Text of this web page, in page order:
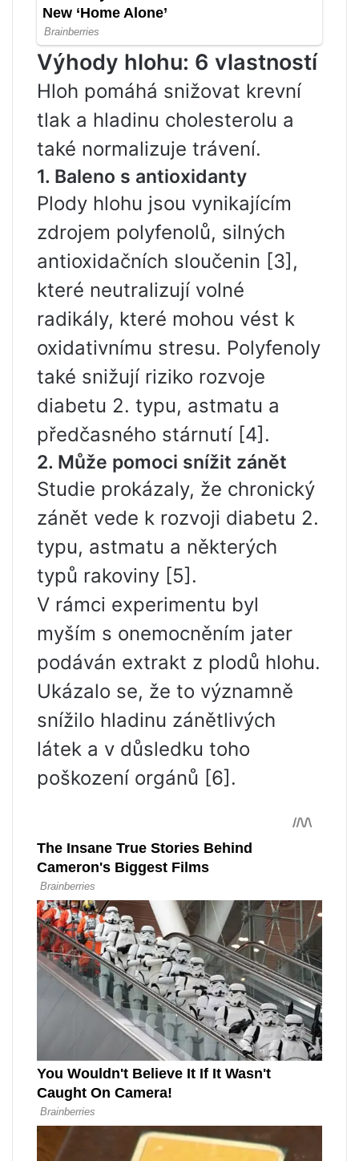
Výhody hlohu: 6 vlastností
Hloh pomáhá snižovat krevní
tlak a hladinu cholesterolu a
také normalizuje trávení.
1. Baleno s antioxidanty
Plody hlohu jsou vynikajícím
zdrojem polyfenolů, silných
antioxidačních sloučenin [3],
které neutralizují volné
radikály, které mohou vést k
oxidativnímu stresu. Polyfenoly
také snižují riziko rozvoje
diabetu 2. typu, astmatu a
předčasného stárnutí [4].
2. Může pomoci snížit zánět
Studie prokázaly, že chronický
zánět vede k rozvoji diabetu 2.
typu, astmatu a některých
typů rakoviny [5].
V rámci experimentu byl
myším s onemocněním jater
podáván extrakt z plodů hlohu.
Ukázalo se, že to významně
snížilo hladinu zánětlivých
látek a v důsledku toho
poškození orgánů [6].